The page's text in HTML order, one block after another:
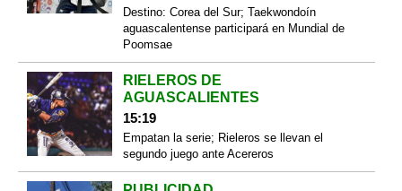
Destino: Corea del Sur; Taekwondoín
aguascalentense participará en Mundial de
Poomsae
RIELEROS DE
AGUASCALIENTES
15:19
Empatan la serie; Rieleros se llevan el
segundo juego ante Acereros